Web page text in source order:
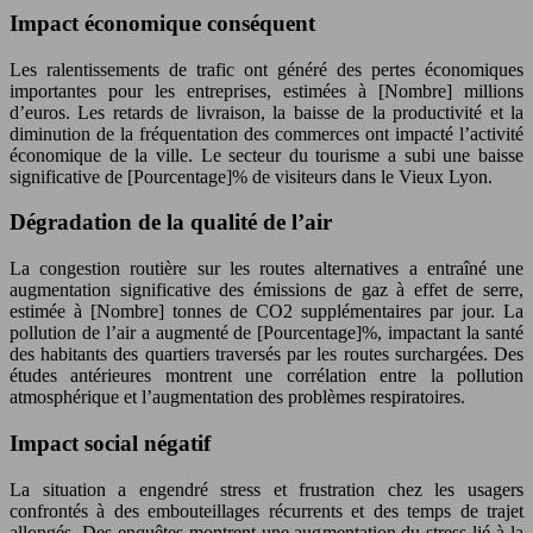
Impact économique conséquent
Les ralentissements de trafic ont généré des pertes économiques
importantes pour les entreprises, estimées à [Nombre] millions
d’euros. Les retards de livraison, la baisse de la productivité et la
diminution de la fréquentation des commerces ont impacté l’activité
économique de la ville. Le secteur du tourisme a subi une baisse
significative de [Pourcentage]% de visiteurs dans le Vieux Lyon.
Dégradation de la qualité de l’air
La congestion routière sur les routes alternatives a entraîné une
augmentation significative des émissions de gaz à effet de serre,
estimée à [Nombre] tonnes de CO2 supplémentaires par jour. La
pollution de l’air a augmenté de [Pourcentage]%, impactant la santé
des habitants des quartiers traversés par les routes surchargées. Des
études antérieures montrent une corrélation entre la pollution
atmosphérique et l’augmentation des problèmes respiratoires.
Impact social négatif
La situation a engendré stress et frustration chez les usagers
confrontés à des embouteillages récurrents et des temps de trajet